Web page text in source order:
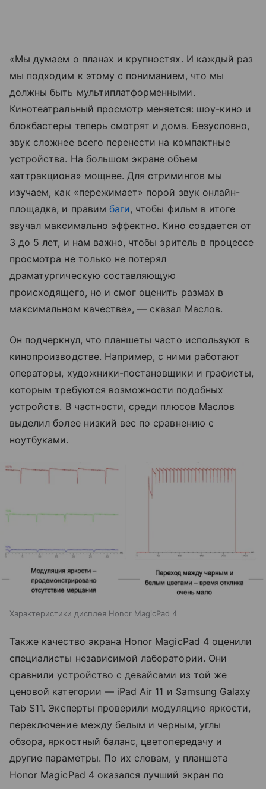
«Мы думаем о планах и крупностях. И каждый раз
мы подходим к этому с пониманием, что мы
должны быть мультиплатформенными.
Кинотеатральный просмотр меняется: шоу-кино и
блокбастеры теперь смотрят и дома. Безусловно,
звук сложнее всего перенести на компактные
устройства. На большом экране объем
«аттракциона» мощнее. Для стримингов мы
изучаем, как «пережимает» порой звук онлайн-
площадка, и правим баги, чтобы фильм в итоге
звучал максимально эффектно. Кино создается от
3 до 5 лет, и нам важно, чтобы зритель в процессе
просмотра не только не потерял
драматургическую составляющую
происходящего, но и смог оценить размах в
максимальном качестве», — сказал Маслов.
Он подчеркнул, что планшеты часто используют в
кинопроизводстве. Например, с ними работают
операторы, художники-постановщики и графисты,
которым требуются возможности подобных
устройств. В частности, среди плюсов Маслов
выделил более низкий вес по сравнению с
ноутбуками.
Характеристики дисплея Honor MagicPad 4
Также качество экрана Honor MagicPad 4 оценили
специалисты независимой лаборатории. Они
сравнили устройство с девайсами из той же
ценовой категории — iPad Air 11 и Samsung Galaxy
Tab S11. Эксперты проверили модуляцию яркости,
переключение между белым и черным, углы
обзора, яркостный баланс, цветопередачу и
другие параметры. По их словам, у планшета
Honor MagicPad 4 оказался лучший экран по